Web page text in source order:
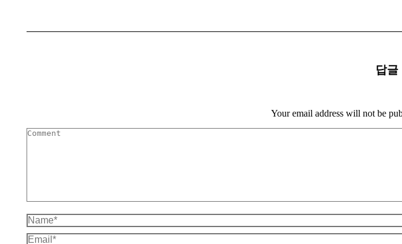
답글
Your email address will not be
Comment
Name *
Email *